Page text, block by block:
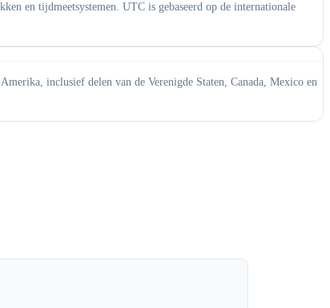
en tijdmeetsystemen. UTC is gebaseerd op de internationale
inclusief delen van de Verenigde Staten, Canada, Mexico en